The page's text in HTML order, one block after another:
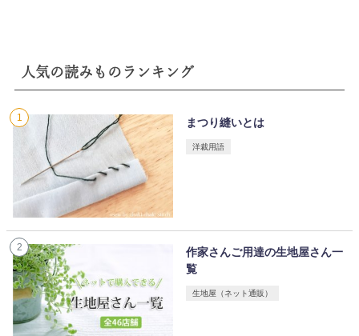
人気の読みものランキング
まつり縫いとは
洋裁用語
作家さんご用達の生地屋さん一
覧
生地屋（ネット通販）